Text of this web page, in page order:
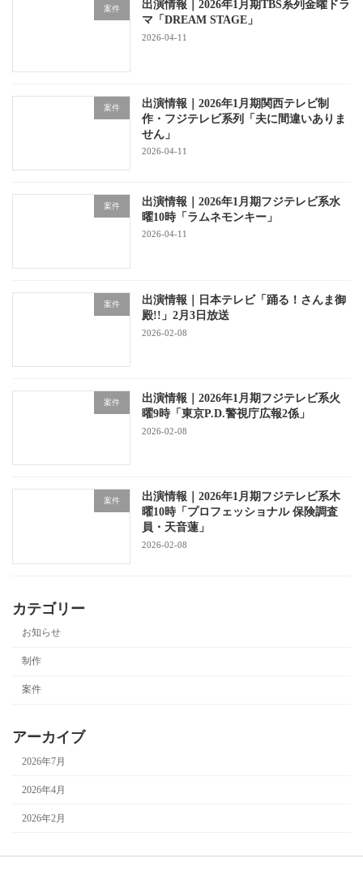
案件
出演情報｜2026年1月期TBS系列金曜ドラ
マ「DREAM STAGE」
2026-04-11
案件
出演情報｜2026年1月期関西テレビ制
作・フジテレビ系列「夫に間違いありま
せん」
2026-04-11
案件
出演情報｜2026年1月期フジテレビ系水
曜10時「ラムネモンキー」
2026-04-11
案件
出演情報｜日本テレビ「踊る！さんま御
殿!!」2月3日放送
2026-02-08
案件
出演情報｜2026年1月期フジテレビ系火
曜9時「東京P.D.警視庁広報2係」
2026-02-08
案件
出演情報｜2026年1月期フジテレビ系木
曜10時「プロフェッショナル 保険調査
員・天音蓮」
2026-02-08
カテゴリー
お知らせ
制作
案件
アーカイブ
2026年7月
2026年4月
2026年2月